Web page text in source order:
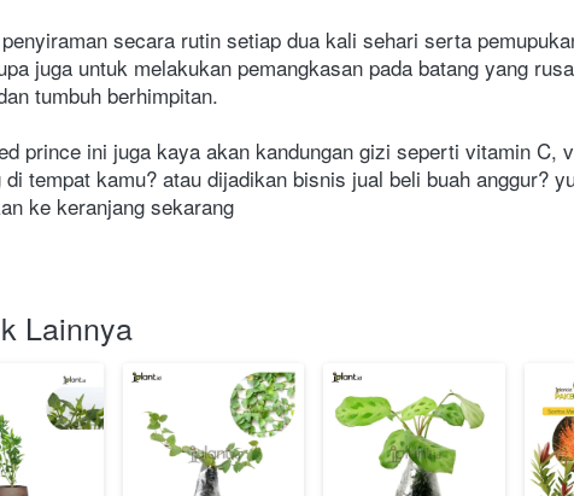
secara rutin setiap dua kali sehari serta
juga untuk melakukan pemangkasan pada batang yang
tumbuh berhimpitan.
prince ini juga kaya akan kandungan gizi seperti vitamin C,
di tempat kamu? atau dijadikan bisnis jual beli buah anggur?
ke keranjang sekarang
Lainnya